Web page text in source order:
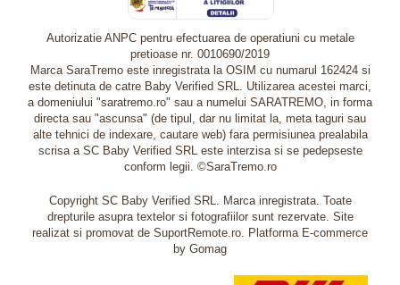
Autorizatie ANPC pentru efectuarea de operatiuni cu metale
pretioase nr. 0010690/2019
Marca SaraTremo este inregistrata la OSIM cu numarul 162424 si
este detinuta de catre Baby Verified SRL. Utilizarea acestei marci,
a domeniului "saratremo.ro" sau a numelui SARATREMO, in forma
directa sau "ascunsa" (de tipul, dar nu limitat la, meta taguri sau
alte tehnici de indexare, cautare web) fara permisiunea prealabila
scrisa a SC Baby Verified SRL este interzisa si se pedepseste
conform legii. ©SaraTremo.ro
Copyright SC Baby Verified SRL. Marca inregistrata. Toate
drepturile asupra textelor si fotografiilor sunt rezervate. Site
realizat si promovat de SuportRemote.ro. Platforma E-commerce
by Gomag